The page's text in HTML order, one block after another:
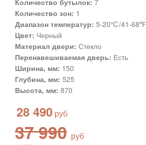
Количество бутылок: 7
Количество зон: 1
Диапазон температур: 5-20℃/41-68℉
Цвет: Черный
Материал двери: Стекло
Перенавешиваемая дверь: Есть
Ширина, мм: 150
Глубина, мм: 525
Высота, мм: 870
28 490
37 990